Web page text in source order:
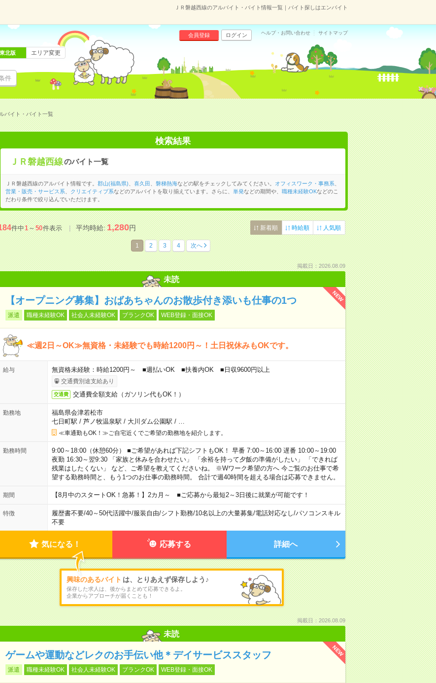
ＪＲ磐越西線のアルバイト・バイト情報一覧｜バイト探しはエンバイト
件
会員登録 ログイン ヘルプ・お問い合わせ サイトマップ
東北版 エリア変更
バイト・バイト一覧
検索結果
ＪＲ磐越西線のバイト一覧
ＪＲ磐越西線のアルバイト情報です。 郡山(福島県) 喜久田 磐梯熱海などの駅をチェックしてみてください。 オフィスワーク・事務系
営業・販売・サービス系
クリエイティブ系などのアルバイトを取り揃えています。さらに、 単発などの期間や、 職種未経験OKなどのこ
だわり条件で絞り込んでいただけます。
件中1～50件表示 平均時給:1,280円 新着順 時給順 人気順
1 2 3 4 次へ
掲載日：2026.08.09
未読
NEW
【オープニング募集】おばあちゃんのお散歩付き添いも仕事の1つ
派遣 職種未経験OK 社会人未経験OK ブランクOK WEB登録・面接OK
≪週2日～OK≫無資格・未経験でも時給1200円～！土日祝休みもOKです。
給与 無資格未経験：時給1200円～ ■週払いOK ■扶養内OK ■日収9600円以上
交通費別途支給あり
交通費 交通費全額支給（ガソリン代もOK！）
勤務地
福島県会津若松市
七日町駅 / 芦ノ牧温泉駅 / 大川ダム公園駅 /
≪車通勤もOK！≫ご自宅近くでご希望の勤務地を紹介します。
勤務時間
9:00～18:00（休憩60分） ■ご希望があれば下記シフトもOK！ 早番 7:00～16:00 遅番 10:00～19:00
夜勤 16:30～翌9:30 「家族と休みを合わせたい」 「余裕を持って夕飯の準備がしたい」 「できれば
残業はしたくない」 など、ご希望を教えてくださいね。 ※Wワーク希望の方へ 今ご覧のお仕事で希
望する勤務時間と、もう1つのお仕事の勤務時間。 合計で週40時間を超える場合は応募できません。
期間 【8月中のスタートOK！急募！】2カ月～ ■ご応募から最短2～3日後に就業が可能です！
特徴 履歴書不要/40～50代活躍中/服装自由/シフト勤務/10名以上の大量募集/電話対応なし/パソコンスキル
不要
気になる！ 応募する 詳細へ
興味のあるバイト は、とりあえず保存しよう♪
保存した求人は、後からまとめて応募できるよ。
企業からアプローチが届くことも！
掲載日：2026.08.09
未読
NEW
ゲームや運動などレクのお手伝い他＊デイサービススタッフ
派遣 職種未経験OK 社会人未経験OK ブランクOK WEB登録・面接OK